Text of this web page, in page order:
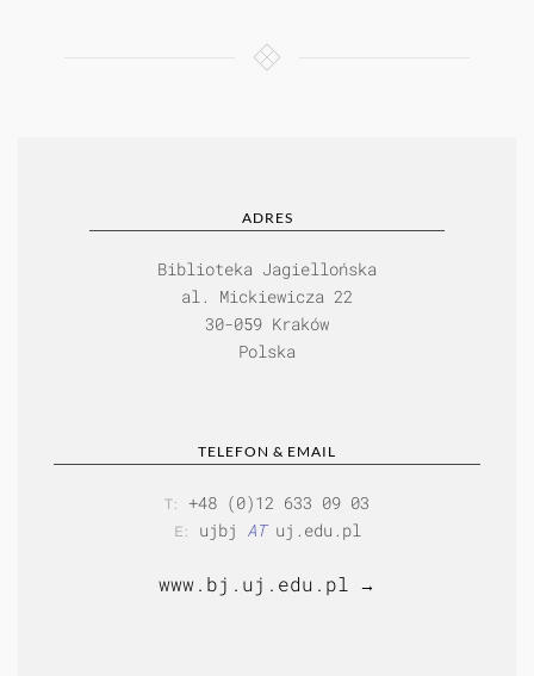
ADRES
Biblioteka Jagiellońska
al. Mickiewicza 22
30-059 Kraków
Polska
TELEFON & EMAIL
T: +48 (0)12 633 09 03
E: ujbj AT uj.edu.pl
www.bj.uj.edu.pl →